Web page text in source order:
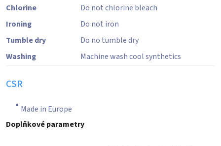
Chlorine
Do not chlorine bleach
Ironing
Do not iron
Tumble dry
Do no tumble dry
Washing
Machine wash cool synthetics
CSR
Made in Europe
Doplňkové parametry